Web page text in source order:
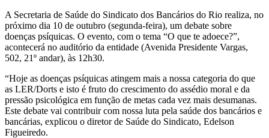
A Secretaria de Saúde do Sindicato dos Bancários do Rio realiza, no
próximo dia 10 de outubro (segunda-feira), um debate sobre
doenças psíquicas. O evento, com o tema “O que te adoece?”,
acontecerá no auditório da entidade (Avenida Presidente Vargas,
502, 21º andar), às 12h30.
“Hoje as doenças psíquicas atingem mais a nossa categoria do que
as LER/Dorts e isto é fruto do crescimento do assédio moral e da
pressão psicológica em função de metas cada vez mais desumanas.
Este debate vai contribuir com nossa luta pela saúde dos bancários e
bancárias, explicou o diretor de Saúde do Sindicato, Edelson
Figueiredo.